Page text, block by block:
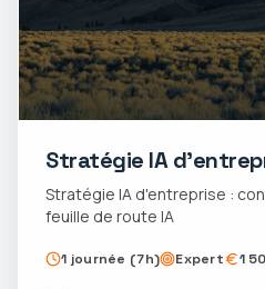
Stratégie IA
Stratégie IA d'entreprise :
feuille de route IA
1 journée (7h) Expert 1